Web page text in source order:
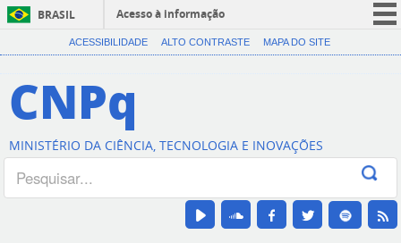
BRASIL
Acesso à informação
CORONAVÍRUS (COVID-19)
Canais
ACESSIBILIDADE ALTO CONTRASTE MAPA DO SITE
CNPq
MINISTÉRIO DA CIÊNCIA, TECNOLOGIA E INOVAÇÕES